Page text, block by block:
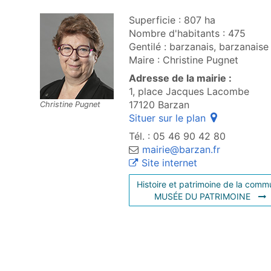
Christine Pugnet
Superficie : 807 ha
Nombre d'habitants : 475
Gentilé : barzanais, barzanaise
Maire : Christine Pugnet
Adresse de la mairie :
1, place Jacques Lacombe
17120 Barzan
Situer sur le plan(ouvre une
Tél. : 05 46 90 42 80
mairie@barzan.fr
Site internet(ouvre une
Histoire et patrimoine de la
MUSÉE DU PATRIMOINE